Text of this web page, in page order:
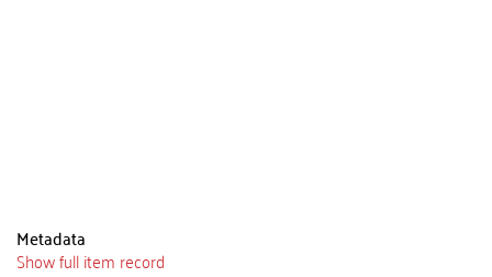
Metadata
Show full item record